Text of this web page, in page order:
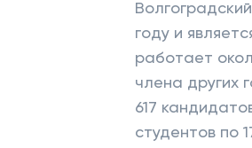
году и
работает
члена других
617
студентов по